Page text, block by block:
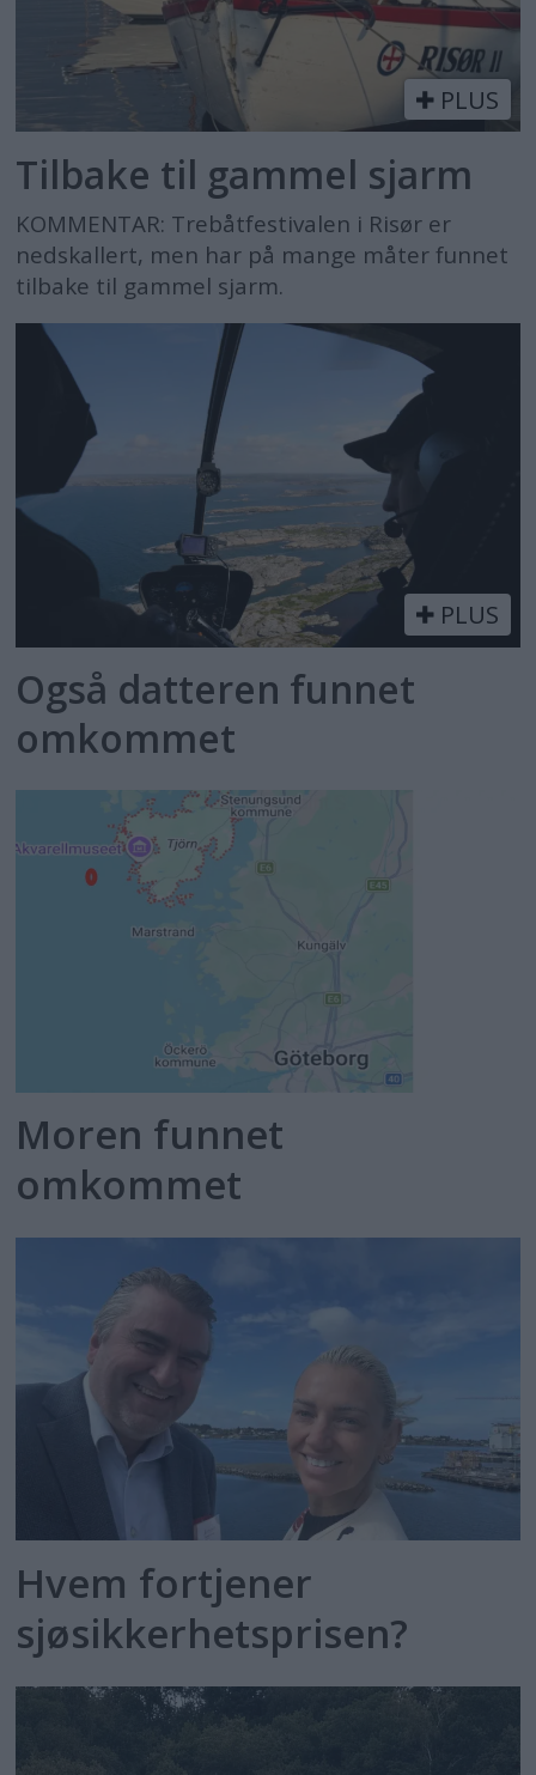
PLUS
Tilbake til gammel sjarm
KOMMENTAR: Trebåtfestivalen i Risør er
nedskallert, men har på mange måter funnet
tilbake til gammel sjarm.
PLUS
Også datteren funnet
omkommet
Moren funnet
omkommet
Hvem fortjener
sjøsikkerhetsprisen?